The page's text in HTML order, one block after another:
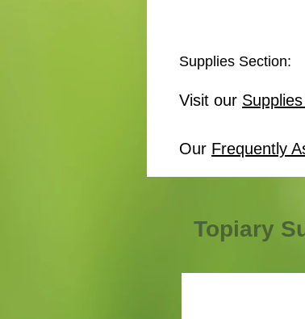
Supplies Section:
Visit our
Our Frequently
Topiary